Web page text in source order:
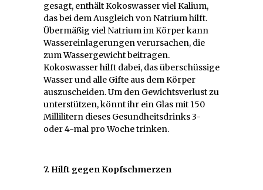
gesagt, enthält Kokoswasser viel Kalium,
das bei dem Ausgleich von Natrium hilft.
Übermäßig viel Natrium im Körper kann
Wassereinlagerungen verursachen, die
zum Wassergewicht beitragen.
Kokoswasser hilft dabei, das überschüssige
Wasser und alle Gifte aus dem Körper
auszuscheiden. Um den Gewichtsverlust zu
unterstützen, könnt ihr ein Glas mit 150
Millilitern dieses Gesundheitsdrinks 3-
oder 4-mal pro Woche trinken.
7. Hilft gegen Kopfschmerzen